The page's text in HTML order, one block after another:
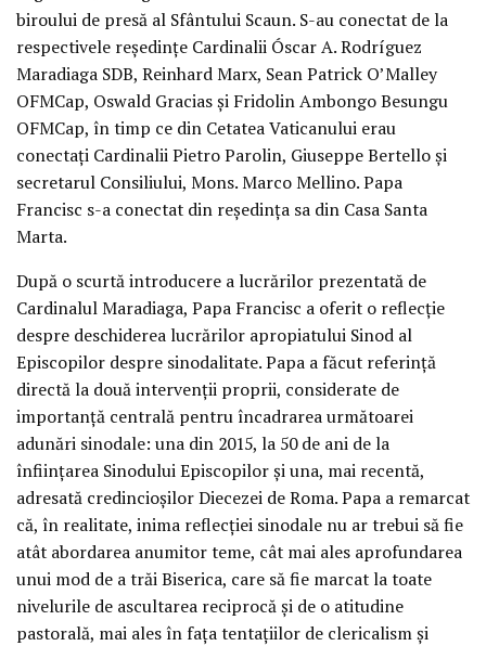
biroului de presă al Sfântului Scaun. S-au conectat de la
respectivele reședințe Cardinalii Óscar A. Rodríguez
Maradiaga SDB, Reinhard Marx, Sean Patrick O’Malley
OFMCap, Oswald Gracias și Fridolin Ambongo Besungu
OFMCap, în timp ce din Cetatea Vaticanului erau
conectați Cardinalii Pietro Parolin, Giuseppe Bertello și
secretarul Consiliului, Mons. Marco Mellino. Papa
Francisc s-a conectat din reședința sa din Casa Santa
Marta.
După o scurtă introducere a lucrărilor prezentată de
Cardinalul Maradiaga, Papa Francisc a oferit o reflecție
despre deschiderea lucrărilor apropiatului Sinod al
Episcopilor despre sinodalitate. Papa a făcut referință
directă la două intervenții proprii, considerate de
importanță centrală pentru încadrarea următoarei
adunări sinodale: una din 2015, la 50 de ani de la
înființarea Sinodului Episcopilor și una, mai recentă,
adresată credincioșilor Diecezei de Roma. Papa a remarcat
că, în realitate, inima reflecției sinodale nu ar trebui să fie
atât abordarea anumitor teme, cât mai ales aprofundarea
unui mod de a trăi Biserica, care să fie marcat la toate
nivelurile de ascultarea reciprocă și de o atitudine
pastorală, mai ales în fața tentațiilor de clericalism și